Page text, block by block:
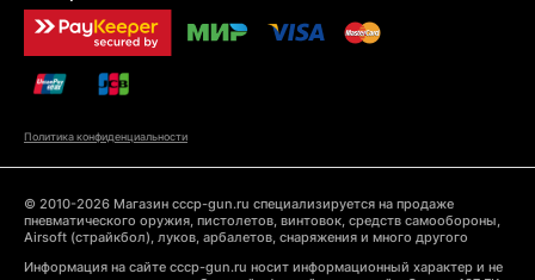
Политика конфиденциальности
© 2010-2026 Магазин cccp-gun.ru специализируется на продаже
пневматического оружия, пистолетов, винтовок, средств самообороны,
Airsoft (страйкбол), луков, арбалетов, снаряжения и много другого
Информация на сайте cccp-gun.ru носит информационный характер и не